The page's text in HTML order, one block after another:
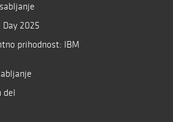
Day 2025
prihodnost: IBM
del